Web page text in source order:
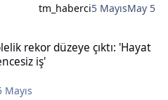
tm_haberci5 MayısMay 5
rekor düzeye çıktı: 'Hayat
iş'
Mayıs